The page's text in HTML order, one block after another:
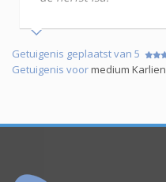
Getuigenis geplaatst van 5
Getuigenis voormedium Karlien